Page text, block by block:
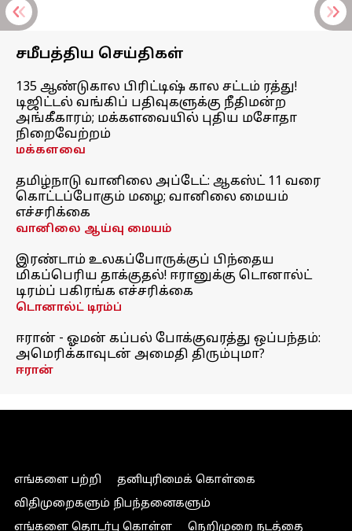
சமீபத்திய செய்திகள்
135 ஆண்டுகால பிரிட்டிஷ் கால சட்டம் ரத்து!
டிஜிட்டல் வங்கிப் பதிவுகளுக்கு நீதிமன்ற
அங்கீகாரம்; மக்களவையில் புதிய மசோதா
நிறைவேற்றம்
மக்களவை
தமிழ்நாடு வானிலை அப்டேட்: ஆகஸ்ட் 11 வரை
கொட்டப்போகும் மழை; வானிலை மையம்
எச்சரிக்கை
வானிலை ஆய்வு மையம்
இரண்டாம் உலகப்போருக்குப் பிந்தைய
மிகப்பெரிய தாக்குதல்! ஈரானுக்கு டொனால்ட்
டிரம்ப் பகிரங்க எச்சரிக்கை
டொனால்ட் டிரம்ப்
ஈரான் - ஓமன் கப்பல் போக்குவரத்து ஒப்பந்தம்:
அமெரிக்காவுடன் அமைதி திரும்புமா?
ஈரான்
எங்களை பற்றி
தனியுரிமைக் கொள்கை
விதிமுறைகளும் நிபந்தனைகளும்
எங்களை தொடர்பு கொள்ள
நெறிமுறை நடத்தை